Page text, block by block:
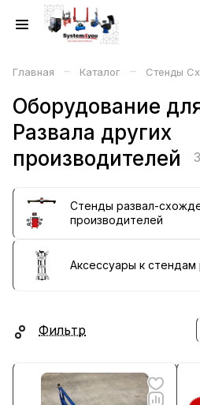
Главная – Каталог – Стенды
Оборудование
Развала других
производителей
Стенды развал-
производителей
Аксессуары к
Фильтр